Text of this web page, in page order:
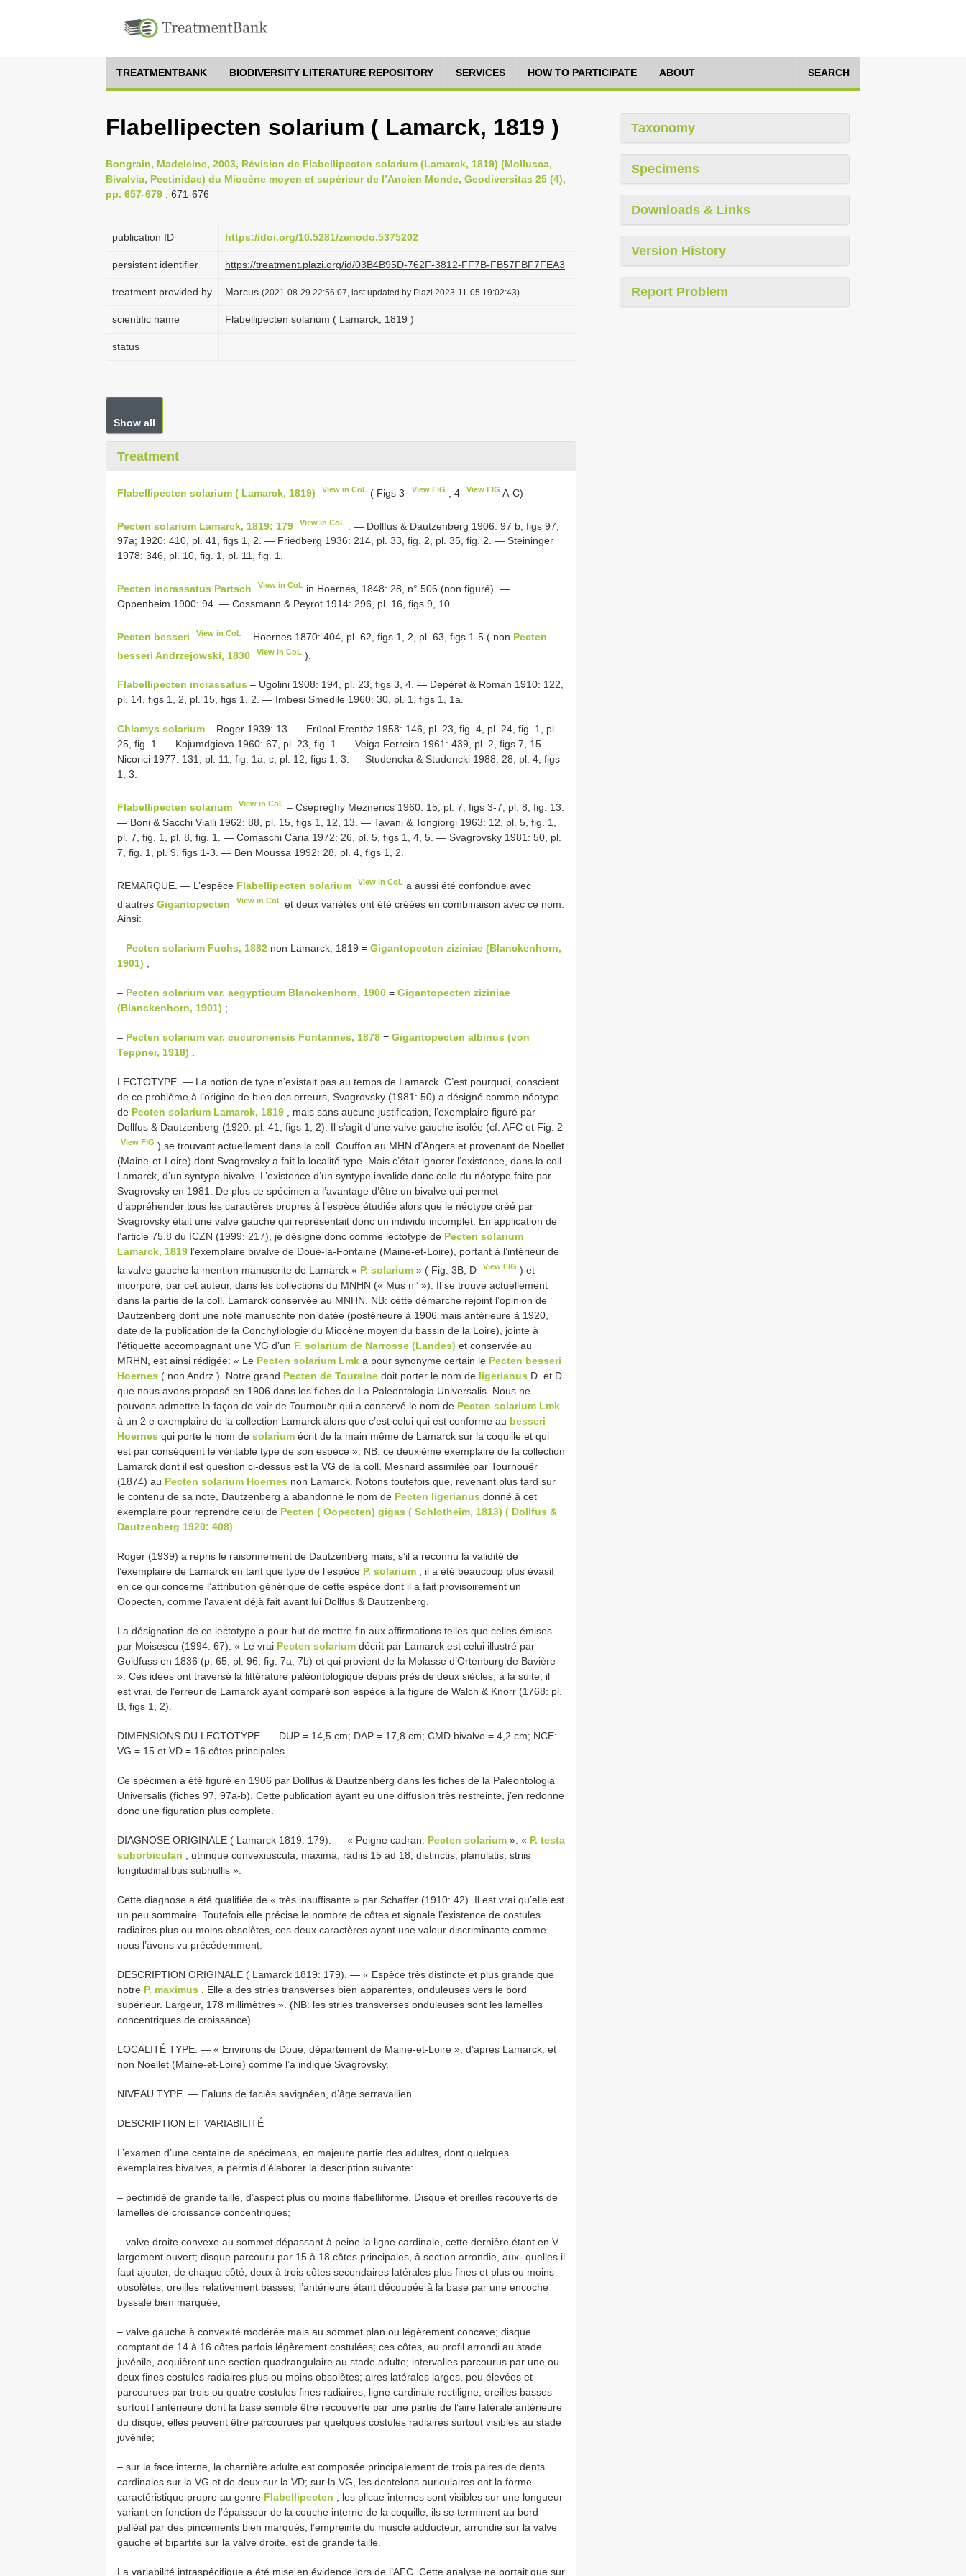
TREATMENTBANK BIODIVERSITY LITERATURE REPOSITORY SERVICES HOW TO PARTICIPATE ABOUT SEARCH
Flabellipecten solarium ( Lamarck, 1819 )
Bongrain, Madeleine, 2003, Révision de Flabellipecten solarium (Lamarck, 1819) (Mollusca,
Bivalvia, Pectinidae) du Miocène moyen et supérieur de l’Ancien Monde, Geodiversitas 25 (4),
pp. 657-679 : 671-676
publication ID https://doi.org/10.5281/zenodo.5375202
persistent identifier https://treatment.plazi.org/id/03B4B95D-762F-3812-FF7B-FB57FBF7FEA3
treatment provided by Marcus (2021-08-29 22:56:07, last updated by Plazi 2023-11-05 19:02:43)
scientific name Flabellipecten solarium ( Lamarck, 1819 )
status
Show all
Treatment
Flabellipecten solarium ( Lamarck, 1819) View in CoL ( Figs 3 View FIG ; 4 View FIG A-C)
Pecten solarium Lamarck, 1819: 179 View in CoL
. — Dollfus & Dautzenberg 1906: 97 b, figs 97,
97a; 1920: 410, pl. 41, figs 1, 2. — Friedberg 1936: 214, pl. 33, fig. 2, pl. 35, fig. 2. — Steininger
1978: 346, pl. 10, fig. 1, pl. 11, fig. 1.
Pecten incrassatus Partsch View in CoL in Hoernes, 1848: 28, n° 506 (non figuré). —
Oppenheim 1900: 94. — Cossmann & Peyrot 1914: 296, pl. 16, figs 9, 10.
Pecten besseri View in CoL – Hoernes 1870: 404, pl. 62, figs 1, 2, pl. 63, figs 1-5 ( non Pecten
besseri Andrzejowski, 1830
View in CoL ).
Flabellipecten incrassatus – Ugolini 1908: 194, pl. 23, figs 3, 4. — Depéret & Roman 1910: 122,
pl. 14, figs 1, 2, pl. 15, figs 1, 2. — Imbesi Smedile 1960: 30, pl. 1, figs 1, 1a.
Chlamys solarium – Roger 1939: 13. — Erünal Erentöz 1958: 146, pl. 23, fig. 4, pl. 24, fig. 1, pl.
25, fig. 1. — Kojumdgieva 1960: 67, pl. 23, fig. 1. — Veiga Ferreira 1961: 439, pl. 2, figs 7, 15. —
Nicorici 1977: 131, pl. 11, fig. 1a, c, pl. 12, figs 1, 3. — Studencka & Studencki 1988: 28, pl. 4, figs
1, 3.
Flabellipecten solarium View in CoL – Csepreghy Meznerics 1960: 15, pl. 7, figs 3-7, pl. 8, fig. 13.
— Boni & Sacchi Vialli 1962: 88, pl. 15, figs 1, 12, 13. — Tavani & Tongiorgi 1963: 12, pl. 5, fig. 1,
pl. 7, fig. 1, pl. 8, fig. 1. — Comaschi Caria 1972: 26, pl. 5, figs 1, 4, 5. — Svagrovsky 1981: 50, pl.
7, fig. 1, pl. 9, figs 1-3. — Ben Moussa 1992: 28, pl. 4, figs 1, 2.
REMARQUE. — L’espèce Flabellipecten solarium View in CoL a aussi été confondue avec
d’autres Gigantopecten View in CoL et deux variétés ont été créées en combinaison avec ce nom.
Ainsi:
– Pecten solarium Fuchs, 1882 non Lamarck, 1819 = Gigantopecten ziziniae (Blanckenhorn,
1901) ;
– Pecten solarium var. aegypticum Blanckenhorn, 1900 = Gigantopecten ziziniae
(Blanckenhorn, 1901) ;
– Pecten solarium var. cucuronensis Fontannes, 1878 = Gigantopecten albinus (von
Teppner, 1918) .
LECTOTYPE. — La notion de type n’existait pas au temps de Lamarck. C’est pourquoi, conscient
de ce problème à l’origine de bien des erreurs, Svagrovsky (1981: 50) a désigné comme néotype
de Pecten solarium Lamarck, 1819 , mais sans aucune justification, l’exemplaire figuré par
Dollfus & Dautzenberg (1920: pl. 41, figs 1, 2). Il s’agit d’une valve gauche isolée (cf. AFC et Fig. 2
View FIG ) se trouvant actuellement dans la coll. Couffon au MHN d’Angers et provenant de Noellet
(Maine-et-Loire) dont Svagrovsky a fait la localité type. Mais c’était ignorer l’existence, dans la coll.
Lamarck, d’un syntype bivalve. L’existence d’un syntype invalide donc celle du néotype faite par
Svagrovsky en 1981. De plus ce spécimen a l’avantage d’être un bivalve qui permet
d’appréhender tous les caractères propres à l’espèce étudiée alors que le néotype créé par
Svagrovsky était une valve gauche qui représentait donc un individu incomplet. En application de
l’article 75.8 du ICZN (1999: 217), je désigne donc comme lectotype de Pecten solarium
Lamarck, 1819 l’exemplaire bivalve de Doué-la-Fontaine (Maine-et-Loire), portant à l’intérieur de
la valve gauche la mention manuscrite de Lamarck « P. solarium » ( Fig. 3B, D View FIG ) et
incorporé, par cet auteur, dans les collections du MNHN (« Mus n° »). Il se trouve actuellement
dans la partie de la coll. Lamarck conservée au MNHN. NB: cette démarche rejoint l’opinion de
Dautzenberg dont une note manuscrite non datée (postérieure à 1906 mais antérieure à 1920,
date de la publication de la Conchyliologie du Miocène moyen du bassin de la Loire), jointe à
l’étiquette accompagnant une VG d’un F. solarium de Narrosse (Landes) et conservée au
MRHN, est ainsi rédigée: « Le Pecten solarium Lmk a pour synonyme certain le Pecten besseri
Hoernes ( non Andrz.). Notre grand Pecten de Touraine doit porter le nom de ligerianus D. et D.
que nous avons proposé en 1906 dans les fiches de La Paleontologia Universalis. Nous ne
pouvons admettre la façon de voir de Tournouër qui a conservé le nom de Pecten solarium Lmk
à un 2 e exemplaire de la collection Lamarck alors que c’est celui qui est conforme au besseri
Hoernes qui porte le nom de solarium écrit de la main même de Lamarck sur la coquille et qui
est par conséquent le véritable type de son espèce ». NB: ce deuxième exemplaire de la collection
Lamarck dont il est question ci-dessus est la VG de la coll. Mesnard assimilée par Tournouër
(1874) au Pecten solarium Hoernes non Lamarck. Notons toutefois que, revenant plus tard sur
le contenu de sa note, Dautzenberg a abandonné le nom de Pecten ligerianus donné à cet
exemplaire pour reprendre celui de Pecten ( Oopecten) gigas ( Schlotheim, 1813) ( Dollfus &
Dautzenberg 1920: 408)
Roger (1939) a repris le raisonnement de Dautzenberg mais, s’il a reconnu la validité de
l’exemplaire de Lamarck en tant que type de l’espèce P. solarium , il a été beaucoup plus évasif
en ce qui concerne l’attribution générique de cette espèce dont il a fait provisoirement un
Oopecten, comme l’avaient déjà fait avant lui Dollfus & Dautzenberg.
La désignation de ce lectotype a pour but de mettre fin aux affirmations telles que celles émises
par Moisescu (1994: 67): « Le vrai Pecten solarium décrit par Lamarck est celui illustré par
Goldfuss en 1836 (p. 65, pl. 96, fig. 7a, 7b) et qui provient de la Molasse d’Ortenburg de Bavière
». Ces idées ont traversé la littérature paléontologique depuis près de deux siècles, à la suite, il
est vrai, de l’erreur de Lamarck ayant comparé son espèce à la figure de Walch & Knorr (1768: pl.
B, figs 1, 2).
DIMENSIONS DU LECTOTYPE. — DUP = 14,5 cm; DAP = 17,8 cm; CMD bivalve = 4,2 cm; NCE:
VG = 15 et VD = 16 côtes principales.
Ce spécimen a été figuré en 1906 par Dollfus & Dautzenberg dans les fiches de la Paleontologia
Universalis (fiches 97, 97a-b). Cette publication ayant eu une diffusion très restreinte, j’en redonne
donc une figuration plus complète.
DIAGNOSE ORIGINALE ( Lamarck 1819: 179). — « Peigne cadran. Pecten solarium ». « P. testa
suborbiculari , utrinque convexiuscula, maxima; radiis 15 ad 18, distinctis, planulatis; striis
longitudinalibus subnullis ».
Cette diagnose a été qualifiée de « très insuffisante » par Schaffer (1910: 42). Il est vrai qu’elle est
un peu sommaire. Toutefois elle précise le nombre de côtes et signale l’existence de costules
radiaires plus ou moins obsolètes, ces deux caractères ayant une valeur discriminante comme
nous l’avons vu précédemment.
DESCRIPTION ORIGINALE ( Lamarck 1819: 179). — « Espèce très distincte et plus grande que
notre P. maximus . Elle a des stries transverses bien apparentes, onduleuses vers le bord
supérieur. Largeur, 178 millimètres ». (NB: les stries transverses onduleuses sont les lamelles
concentriques de croissance).
LOCALITÉ TYPE. — « Environs de Doué, département de Maine-et-Loire », d’après Lamarck, et
non Noellet (Maine-et-Loire) comme l’a indiqué Svagrovsky.
NIVEAU TYPE. — Faluns de faciès savignéen, d’âge serravallien.
DESCRIPTION ET VARIABILITÉ
L’examen d’une centaine de spécimens, en majeure partie des adultes, dont quelques
exemplaires bivalves, a permis d’élaborer la description suivante:
– pectinidé de grande taille, d’aspect plus ou moins flabelliforme. Disque et oreilles recouverts de
lamelles de croissance concentriques;
– valve droite convexe au sommet dépassant à peine la ligne cardinale, cette dernière étant en V
largement ouvert; disque parcouru par 15 à 18 côtes principales, à section arrondie, aux- quelles il
faut ajouter, de chaque côté, deux à trois côtes secondaires latérales plus fines et plus ou moins
obsolètes; oreilles relativement basses, l’antérieure étant découpée à la base par une encoche
byssale bien marquée;
– valve gauche à convexité modérée mais au sommet plan ou légèrement concave; disque
comptant de 14 à 16 côtes parfois légèrement costulées; ces côtes, au profil arrondi au stade
juvénile, acquièrent une section quadrangulaire au stade adulte; intervalles parcourus par une ou
deux fines costules radiaires plus ou moins obsolètes; aires latérales larges, peu élevées et
parcourues par trois ou quatre costules fines radiaires; ligne cardinale rectiligne; oreilles basses
surtout l’antérieure dont la base semble être recouverte par une partie de l’aire latérale antérieure
du disque; elles peuvent être parcourues par quelques costules radiaires surtout visibles au stade
juvénile;
– sur la face interne, la charnière adulte est composée principalement de trois paires de dents
cardinales sur la VG et de deux sur la VD; sur la VG, les dentelons auriculaires ont la forme
caractéristique propre au genre Flabellipecten ; les plicae internes sont visibles sur une longueur
variant en fonction de l’épaisseur de la couche interne de la coquille; ils se terminent au bord
palléal par des pincements bien marqués; l’empreinte du muscle adducteur, arrondie sur la valve
gauche et bipartite sur la valve droite, est de grande taille.
La variabilité intraspécifique a été mise en évidence lors de l’AFC. Cette analyse ne portait que sur
Taxonomy
Specimens
Downloads & Links
Version History
Report Problem